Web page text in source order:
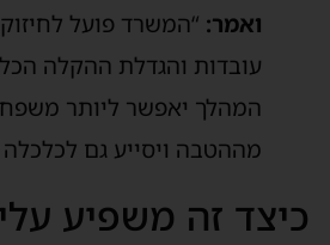
ואמר: “המשרד פועל
עובדות והגדלת ההקלה
המהלך יאפשר ליותר
מההטבה ויסייע גם
כיצד זה משפיע